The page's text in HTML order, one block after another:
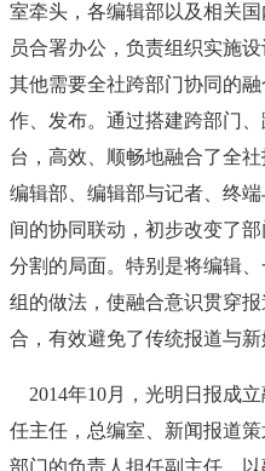
室牵头，各编辑部以及相关
员合署办公，负责组织实施
其他需要全社跨部门协同的
作、发布。通过搭建跨部门
台，高效、顺畅地融合了全
编辑部、编辑部与记者、终
间的协同联动，初步改变了
分割的局面。特别是将编辑
组的做法，使融合意识贯穿
合，有效避免了传统报道与新
2014年10月，光明日报成
任主任，总编室、新闻报道
部门的负责人担任副主任。